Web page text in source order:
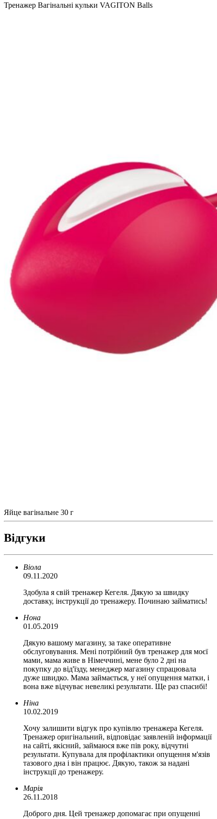
Тренажер Вагінальні кульки VAGITON Balls
Яйце вагінальне 30 г
Відгуки
Віола
09.11.2020
Здобула я свій тренажер Кегеля. Дякую за швидку
доставку, інструкції до тренажеру. Починаю займатись!
Нона
01.05.2019
Дякую вашому магазину, за таке оперативне
обслуговування. Мені потрібний був тренажер для моєї
мами, мама живе в Німеччині, мене було 2 дні на
покупку до від'їзду, менеджер магазину спрацювала
дуже швидко. Мама займається, у неї опущення матки, і
вона вже відчуває невеликі результати. Ще раз спасибі!
Ніна
10.02.2019
Хочу залишити відгук про купівлю тренажера Кегеля.
Тренажер оригінальний, відповідає заявленій інформації
на сайті, якісний, займаюся вже пів року, відчутні
результати. Купувала для профілактики опущення м'язів
тазового дна і він працює. Дякую, також за надані
інструкції до тренажеру.
Марія
26.11.2018
Доброго дня. Цей тренажер допомагає при опущенні